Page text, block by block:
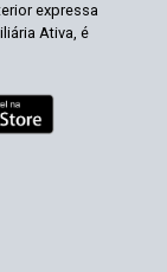
expressa
Ativa, é